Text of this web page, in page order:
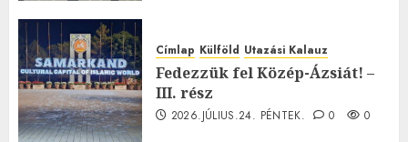
Címlap Külföld Utazási Kalauz
Fedezzük fel Közép-Ázsiát! –
III. rész
2026.JÚLIUS.24. PÉNTEK. 0 0